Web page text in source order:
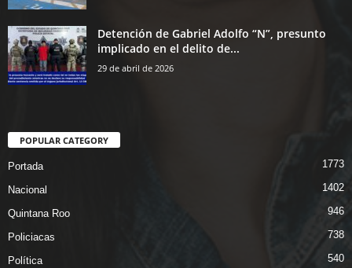
Detención de Gabriel Adolfo “N”, presunto
implicado en el delito de...
29 de abril de 2026
POPULAR CATEGORY
Portada 1773
Nacional 1402
Quintana Roo 946
Policiacas 738
Política 540